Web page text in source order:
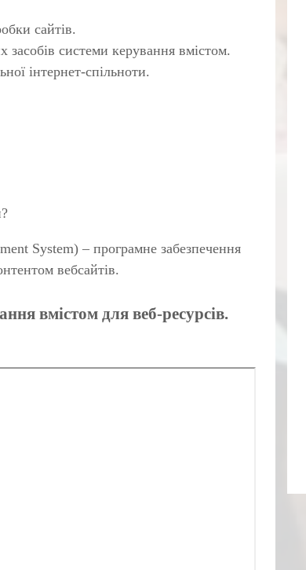
сайтів.
системи керування вмістом.
інтернет-спільноти.
System) – програмне забезпечення
вебсайтів.
вмістом для веб-ресурсів.